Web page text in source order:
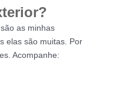
as minhas
elas são muitas. Por
Acompanhe: